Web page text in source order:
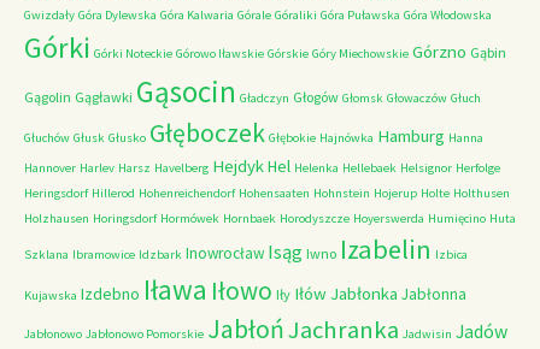
Gwizdały Góra Dylewska Góra Kalwaria Górale Góraliki Góra Puławska Góra Włodowska
Górki Górki Noteckie Górowo Iławskie Górskie Góry Miechowskie Górzno Gąbin
Gągolin Gągławki Gąsocin Gładczyn Głogów Głomsk Głowaczów Głuch
Głuchów Głusk Głusko Głęboczek Głębokie Hajnówka Hamburg Hanna
Hannover Harlev Harsz Havelberg HejdykHel Helenka Hellebaek Helsignor Herfolge
Heringsdorf Hillerod Hohenreichendorf Hohensaaten Hohnstein Hojerup Holte Holthusen
Holzhausen Horingsdorf Hormówek Hornbaek Horodyszcze Hoyerswerda Humięcino Huta
Szklana Ibramowice Idzbark Inowrocław Isąg Iwno Izabelin Izbica
Kujawska Izdebno Iława Iłowo Iły Iłów Jabłonka Jabłonna
Jabłonowo Jabłonowo Pomorskie JabłońJachranka Jadwisin Jadów